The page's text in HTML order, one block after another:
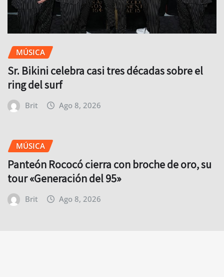
MÚSICA
Sr. Bikini celebra casi tres décadas sobre el
ring del surf
Brit Ago 8, 2026
MÚSICA
Panteón Rococó cierra con broche de oro, su
tour «Generación del 95»
Brit Ago 8, 2026